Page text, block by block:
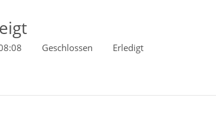
Geschlossen Erledigt